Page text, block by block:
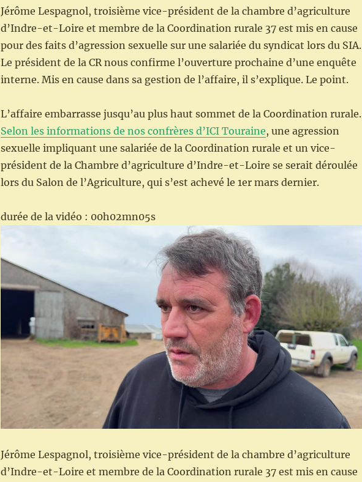
Jérôme Lespagnol, troisième vice-président de la chambre d’agriculture
d’Indre-et-Loire et membre de la Coordination rurale 37 est mis en cause
pour des faits d’agression sexuelle sur une salariée du syndicat lors du SIA.
Le président de la CR nous confirme l’ouverture prochaine d’une enquête
interne. Mis en cause dans sa gestion de l’affaire, il s’explique. Le point.
L’affaire embarrasse jusqu’au plus haut sommet de la Coordination rurale.
Selon les informations de nos confrères d’ICI Touraine, une agression
sexuelle impliquant une salariée de la Coordination rurale et un vice-
président de la Chambre d’agriculture d’Indre-et-Loire se serait déroulée
lors du Salon de l’Agriculture, qui s’est achevé le 1er mars dernier.
durée de la vidéo : 00h02mn05s
Jérôme Lespagnol, troisième vice-président de la chambre d’agriculture
d’Indre-et-Loire et membre de la Coordination rurale 37 est mis en cause